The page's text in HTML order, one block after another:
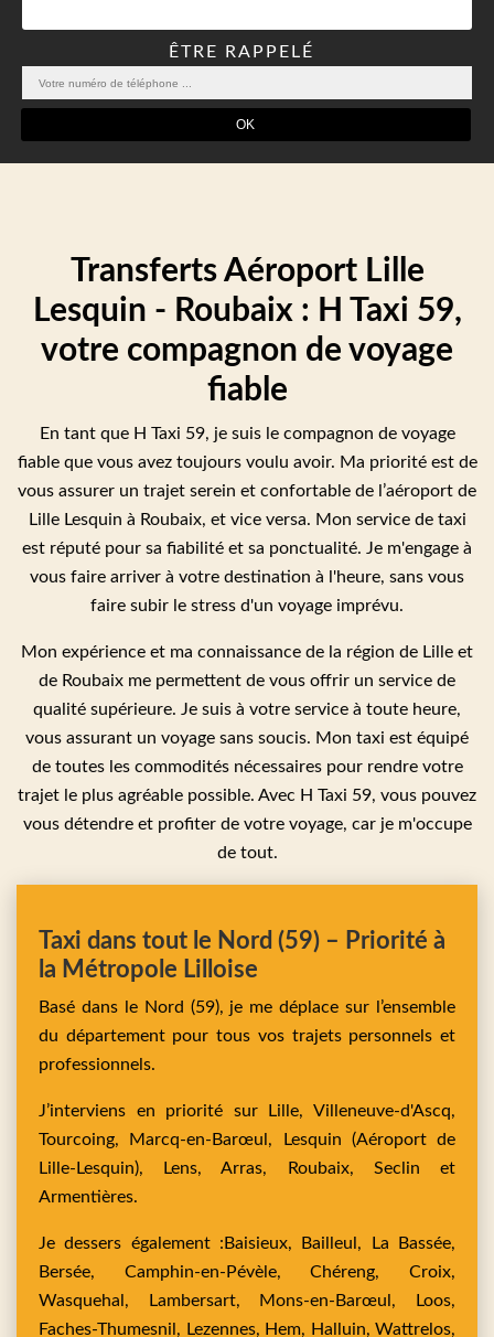
ÊTRE RAPPELÉ
Transferts Aéroport Lille
Lesquin - Roubaix : H Taxi 59,
votre compagnon de voyage
fiable
En tant que H Taxi 59, je suis le compagnon de voyage
fiable que vous avez toujours voulu avoir. Ma priorité est de
vous assurer un trajet serein et confortable de l’aéroport de
Lille Lesquin à Roubaix, et vice versa. Mon service de taxi
est réputé pour sa fiabilité et sa ponctualité. Je m'engage à
vous faire arriver à votre destination à l'heure, sans vous
faire subir le stress d'un voyage imprévu.
Mon expérience et ma connaissance de la région de Lille et
de Roubaix me permettent de vous offrir un service de
qualité supérieure. Je suis à votre service à toute heure,
vous assurant un voyage sans soucis. Mon taxi est équipé
de toutes les commodités nécessaires pour rendre votre
trajet le plus agréable possible. Avec H Taxi 59, vous pouvez
vous détendre et profiter de votre voyage, car je m'occupe
de tout.
Taxi dans tout le Nord (59) – Priorité à
la Métropole Lilloise
Basé dans le Nord (59), je me déplace sur l’ensemble
du département pour tous vos trajets personnels et
professionnels.
J’interviens en priorité surLille,Villeneuve-d'Ascq,
Tourcoing,
Marcq-en-Barœul, Lesquin (Aéroport de
Lille-Lesquin), Lens,Arras, Roubaix, Seclin et
Armentières.
Je dessers également : Baisieux, Bailleul,
La Bassée,
Bersée, Camphin-en-Pévèle,Chéreng,Croix,
Wasquehal,
Lambersart, Mons-en-Barœul,
Loos,
Faches-Thumesnil, Lezennes, Hem, Halluin, Wattrelos,